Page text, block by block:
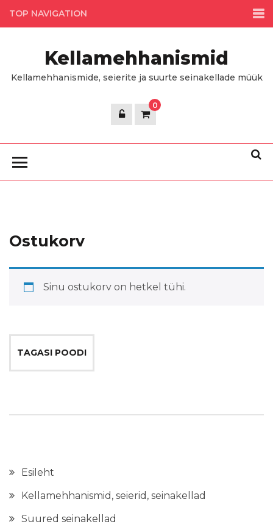
Skip
to
TOP NAVIGATION
Kellamehhanismid
Kellamehhanismide, seierite ja suurte seinakellade müük
0
Ostukorv
Sinu ostukorv on hetkel tühi.
TAGASI POODI
Esileht
Kellamehhanismid, seierid, seinakellad
Suured seinakellad